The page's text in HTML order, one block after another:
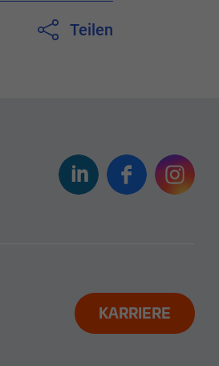
Teilen
KARRIERE